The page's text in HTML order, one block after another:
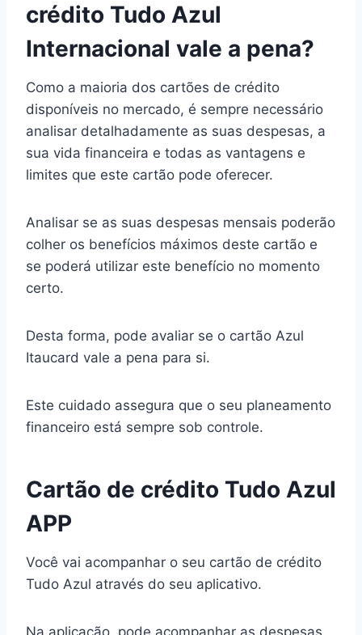
crédito Tudo Azul
Internacional vale a pena?
Como a maioria dos cartões de crédito
disponíveis no mercado, é sempre necessário
analisar detalhadamente as suas despesas, a
sua vida financeira e todas as vantagens e
limites que este cartão pode oferecer.
Analisar se as suas despesas mensais poderão
colher os benefícios máximos deste cartão e
se poderá utilizar este benefício no momento
certo.
Desta forma, pode avaliar se o cartão Azul
Itaucard vale a pena para si.
Este cuidado assegura que o seu planeamento
financeiro está sempre sob controle.
Cartão de crédito Tudo Azul
APP
Você vai acompanhar o seu cartão de crédito
Tudo Azul através do seu aplicativo.